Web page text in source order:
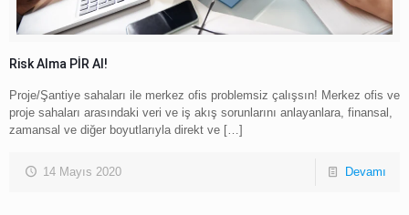
Risk Alma PİR Al!
Proje/Şantiye sahaları ile merkez ofis problemsiz çalışsın! Merkez ofis ve
proje sahaları arasındaki veri ve iş akış sorunlarını anlayanlara, finansal,
zamansal ve diğer boyutlarıyla direkt ve […]
14 Mayıs 2020 Devamı